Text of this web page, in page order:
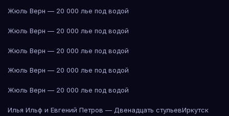
Жюль Верн — 20 000 лье под водой
Жюль Верн — 20 000 лье под водой
Жюль Верн — 20 000 лье под водой
Жюль Верн — 20 000 лье под водой
Жюль Верн — 20 000 лье под водой
Илья Ильф и Евгений Петров — Двенадцать стульевИркутск